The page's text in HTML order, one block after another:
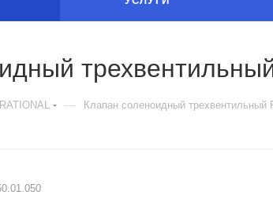
— Клапан соленоидный трехвентильный